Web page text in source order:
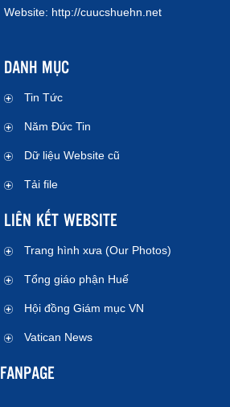
Website: http://cuucshuehn.net
DANH MỤC
Tin Tức
Năm Đức Tin
Dữ liệu Website cũ
Tải file
LIÊN KẾT WEBSITE
Trang hình xưa (Our Photos)
Tổng giáo phận Huế
Hội đồng Giám mục VN
Vatican News
FANPAGE